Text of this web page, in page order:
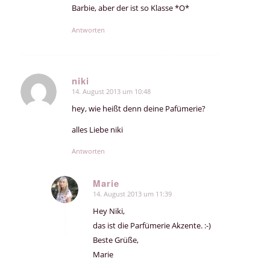
Barbie, aber der ist so Klasse *O*
Antworten
niki
sagte:
14. August 2013 um 10:48
hey, wie heißt denn deine Pafümerie?
alles Liebe niki
Antworten
Marie
sagte:
14. August 2013 um 11:39
Hey Niki,
das ist die Parfümerie Akzente. :-)
Beste Grüße,
Marie